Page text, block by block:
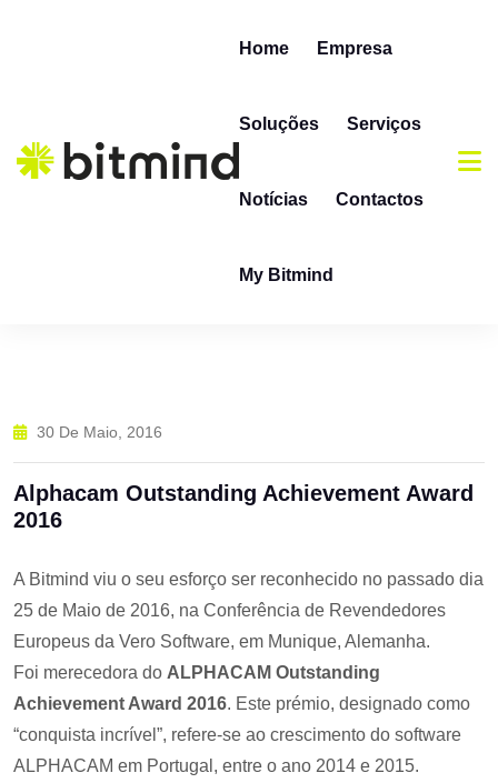
Home
Empresa
Soluções Serviços
Notícias Contactos
My Bitmind
30 De Maio, 2016
Alphacam Outstanding Achievement Award
2016
A Bitmind viu o seu esforço ser reconhecido no passado dia
25 de Maio de 2016, na Conferência de Revendedores
Europeus da Vero Software, em Munique, Alemanha.
Foi merecedora do ALPHACAM Outstanding
Achievement Award 2016. Este prémio, designado como
“conquista incrível”, refere-se ao crescimento do software
ALPHACAM em Portugal, entre o ano 2014 e 2015.